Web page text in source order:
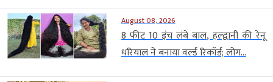
August 08, 2026
8 फीट 10 इंच लंबे बाल, हल्द्वानी की रेनू
धरियाल ने बनाया वर्ल्ड रिकॉर्ड; लोग...